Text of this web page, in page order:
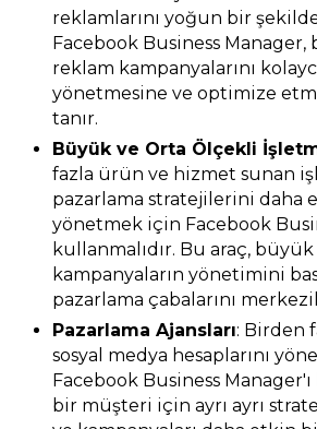
reklamlarını yoğun bir
Facebook Business
reklam kampanyalarını
yönetmesine ve optimize
tanır.
Büyük ve Orta Ölçekli
fazla ürün ve hizmet sunan
pazarlama stratejilerini daha
yönetmek için Facebook
kullanmalıdır. Bu araç,
kampanyaların yönetimini
pazarlama çabalarını
Pazarlama Ajansları: Birden
sosyal medya hesaplarını
Facebook Business
bir müşteri için ayrı ayrı